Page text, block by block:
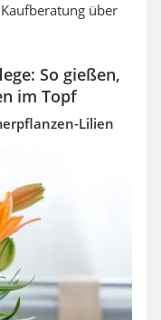
über
So gießen,
im Topf
Lilien